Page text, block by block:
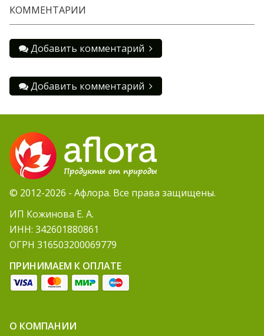
КОММЕНТАРИИ
Добавить комментарий
Добавить комментарий
© 2012-2026 - Афлора. Все права защищены.
ИП Кожинова Е. А.
ИНН: 342601880861
ОГРН 316503200069779
ПРИНИМАЕМ К ОПЛАТЕ
О КОМПАНИИ